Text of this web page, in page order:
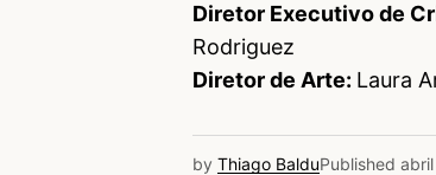
Diretor Executivo de
Rodriguez
Diretor de Arte: Laura
by Thiago BalduPublished abril